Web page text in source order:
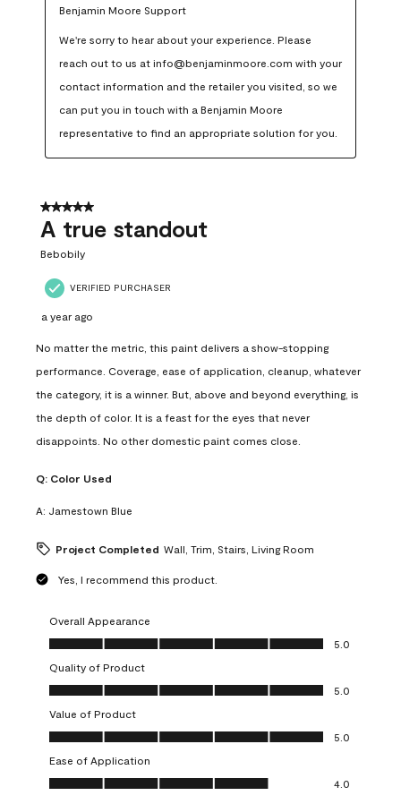
Benjamin Moore Support
We're sorry to hear about your experience. Please
reach out to us at info@benjaminmoore.com with your
contact information and the retailer you visited, so we
can put you in touch with a Benjamin Moore
representative to find an appropriate solution for you.
5 out of 5 stars.
A true standout
Bebobily
VERIFIED PURCHASER
a year ago
No matter the metric, this paint delivers a show-stopping
performance. Coverage, ease of application, cleanup, whatever
the category, it is a winner. But, above and beyond everything, is
the depth of color. It is a feast for the eyes that never
disappoints. No other domestic paint comes close.
Q: Color Used
A: Jamestown Blue
Project Completed Wall, Trim, Stairs, Living Room
Yes, I recommend this product.
Overall Appearance
Overall Appearance, 5.0 out of 5
5.0
Quality of Product
Quality of Product, 5.0 out of 5
5.0
Value of Product
Value of Product, 5.0 out of 5
5.0
Ease of Application
Ease of Application, 4.0 out of 5
4.0